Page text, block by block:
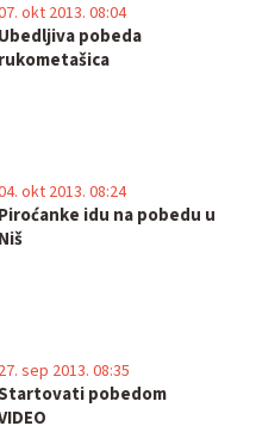
Ubedljiva pobeda
rukometašica
okt 2013. 08:04
Piroćanke idu na pobedu u
Niš
okt 2013. 08:24
pobedom
27. sep 2013. 08:35